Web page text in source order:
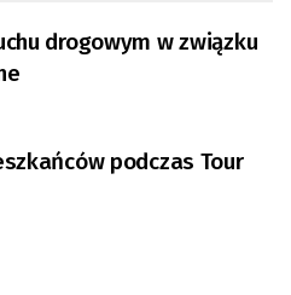
drogowym w związku
podczas Tour